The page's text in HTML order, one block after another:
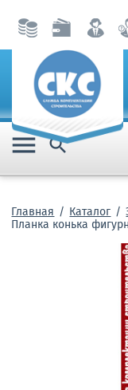
 
Главная Каталог
Планка конька